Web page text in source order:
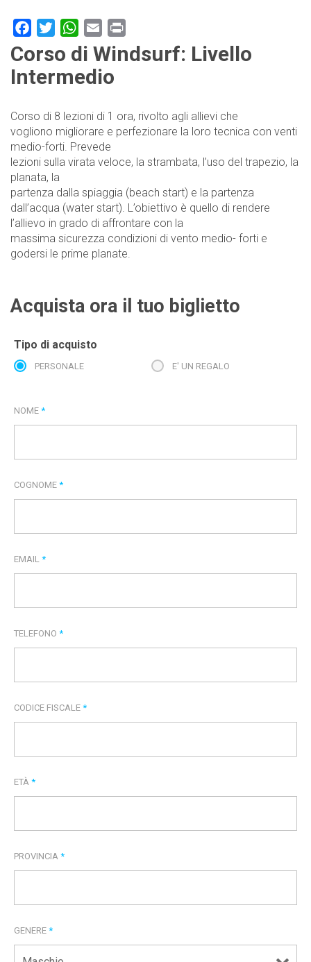
FacebookTwitterWhatsApp
Email
Corso di Windsurf: Livello
Intermedio
Corso di 8 lezioni di 1 ora, rivolto agli allievi che
vogliono migliorare e perfezionare la loro tecnica con venti
medio-forti. Prevede
lezioni sulla virata veloce, la strambata, l’uso del trapezio, la
planata, la
partenza dalla spiaggia (beach start) e la partenza
dall’acqua (water start). L’obiettivo è quello di rendere
l’allievo in grado di affrontare con la
massima sicurezza condizioni di vento medio- forti e
godersi le prime planate.
Acquista ora il tuo biglietto
Tipo di acquisto
PERSONALE E' UN REGALO
NOME *
COGNOME *
EMAIL *
TELEFONO *
CODICE FISCALE *
ETÀ *
PROVINCIA *
GENERE *